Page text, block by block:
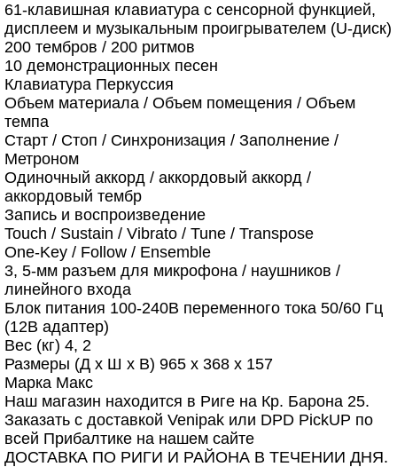
61-клавишная клавиатура с сенсорной функцией,
дисплеем и музыкальным проигрывателем (U-диск)
200 тембров / 200 ритмов
10 демонстрационных песен
Клавиатура Перкуссия
Объем материала / Объем помещения / Объем
темпа
Старт / Стоп / Синхронизация / Заполнение /
Метроном
Одиночный аккорд / аккордовый аккорд /
аккордовый тембр
Запись и воспроизведение
Touch / Sustain / Vibrato / Tune / Transpose
One-Key / Follow / Ensemble
3, 5-мм разъем для микрофона / наушников /
линейного входа
Блок питания 100-240В переменного тока 50/60 Гц
(12В адаптер)
Вес (кг) 4, 2
Размеры (Д х Ш х В) 965 х 368 х 157
Марка Макс
Наш магазин находится в Риге на Кр. Барона 25.
Заказать с доставкой Venipak или DPD PickUP по
всей Прибалтике на нашем сайте
ДОСТАВКА ПО РИГИ И РАЙОНА В ТЕЧЕНИИ ДНЯ.